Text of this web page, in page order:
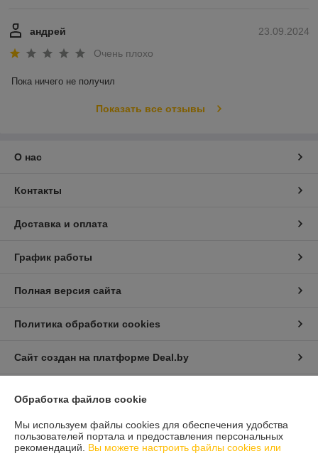
23.09.2024
андрей
Очень плохо
Пока ничего не получил
Показать все отзывы
О нас
Контакты
Доставка и оплата
График работы
Полная версия сайта
Политика обработки cookies
Сайт создан на платформе Deal.by
Информация для покупателя
Обработка файлов cookie
Мы используем файлы cookies для обеспечения удобства
пользователей портала и предоставления персональных
рекомендаций. Вы можете настроить файлы cookies или